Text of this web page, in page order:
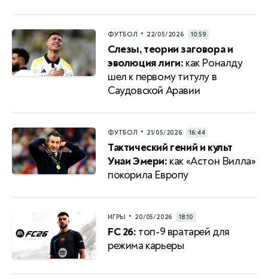
ФУТБОЛ • 22/05/2026 10:59
Слезы, теории заговора и
эволюция лиги: как Роналду
шел к первому титулу в
Саудовской Аравии
ФУТБОЛ • 21/05/2026 16:44
Тактический гений и культ
Унаи Эмери: как «Астон Вилла»
покорила Европу
ИГРЫ • 20/05/2026 18:10
FC 26: топ-9 вратарей для
режима карьеры